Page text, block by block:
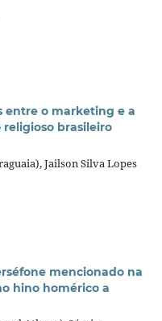
entre o marketing e a
brasileiro
Jailson Silva Lopes
mencionado na
hino homérico a